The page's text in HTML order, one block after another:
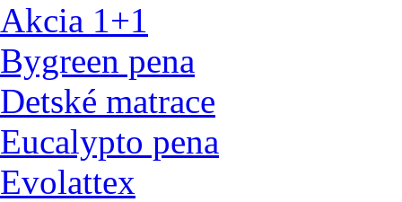
Akcia 1+1
Bygreen pena
Detské matrace
Eucalypto pena
Evolattex